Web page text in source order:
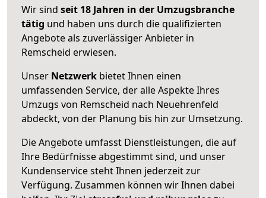
Wir sind seit 18 Jahren in der Umzugsbranche
tätig und haben uns durch die qualifizierten
Angebote als zuverlässiger Anbieter in
Remscheid erwiesen.
Unser Netzwerk bietet Ihnen einen
umfassenden Service, der alle Aspekte Ihres
Umzugs von Remscheid nach Neuehrenfeld
abdeckt, von der Planung bis hin zur Umsetzung.
Die Angebote umfasst Dienstleistungen, die auf
Ihre Bedürfnisse abgestimmt sind, und unser
Kundenservice steht Ihnen jederzeit zur
Verfügung. Zusammen können wir Ihnen dabei